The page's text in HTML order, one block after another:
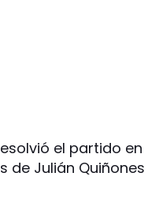
el partido en
de Julián Quiñones